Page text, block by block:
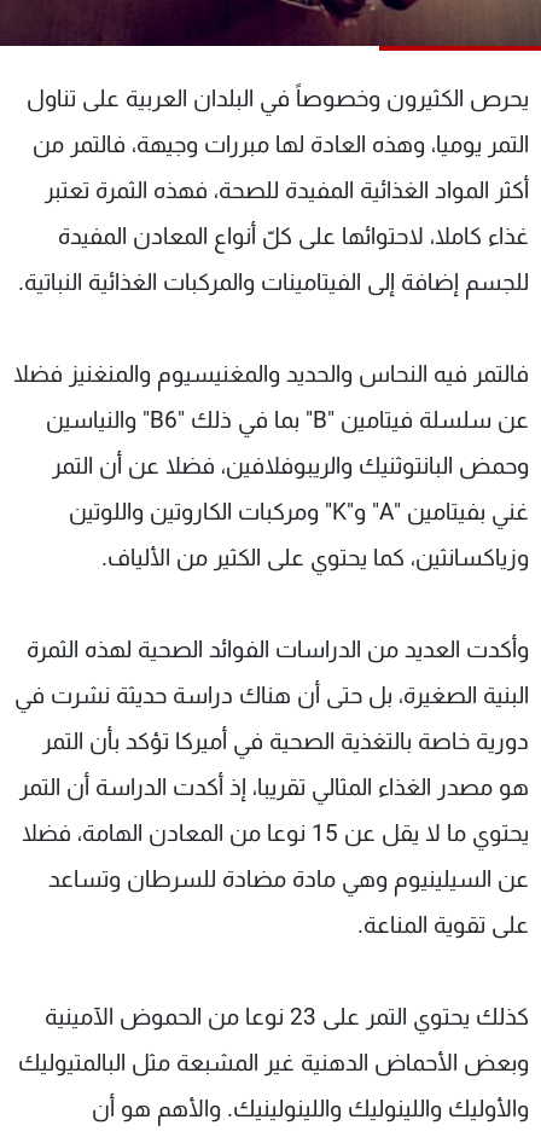
يحرص الكثيرون وخصوصاً في البلدان العربية على تناول
التمر يوميا، وهذه العادة لها مبررات وجيهة، فالتمر من
أكثر المواد الغذائية المفيدة للصحة، فهذه الثمرة تعتبر
غذاء كاملا، لاحتوائها على كلّ أنواع المعادن المفيدة
للجسم إضافة إلى الفيتامينات والمركبات الغذائية النباتية.
فالتمر فيه النحاس والحديد والمغنيسيوم والمنغنيز فضلا
عن سلسلة فيتامين "B" بما في ذلك "B6" والنياسين
وحمض البانتوثنيك والريبوفلافين، فضلا عن أن التمر
غني بفيتامين "A" و"K" ومركبات الكاروتين واللوتين
وزياكسانثين، كما يحتوي على الكثير من الألياف.
وأكدت العديد من الدراسات الفوائد الصحية لهذه الثمرة
البنية الصغيرة، بل حتى أن هناك دراسة حديثة نشرت في
دورية خاصة بالتغذية الصحية في أميركا تؤكد بأن التمر
هو مصدر الغذاء المثالي تقريبا، إذ أكدت الدراسة أن التمر
يحتوي ما لا يقل عن 15 نوعا من المعادن الهامة، فضلا
عن السيلينيوم وهي مادة مضادة للسرطان وتساعد
على تقوية المناعة.
كذلك يحتوي التمر على 23 نوعا من الحموض الآمينية
وبعض الأحماض الدهنية غير المشبعة مثل البالمتيوليك
والأوليك واللينوليك واللينولينيك. والأهم هو أن
عن MTV
الإنـتـاج
لاعلاناتكم
وظائف
تواصل معنا
شروط الإسـتخدام